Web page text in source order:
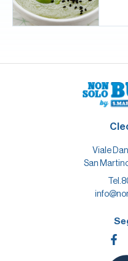
Viale
San
Tel.